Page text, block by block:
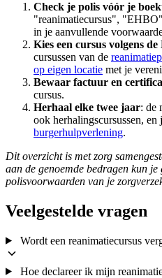
Check je polis vóór je
"reanimatiecursus",
in je aanvullende
Kies een cursus volgens
cursussen van de
op eigen locatie met je
Bewaar factuur en
cursus.
Herhaal elke twee jaar: de
ook herhalingscursussen,
burgerhulpverlening.
Dit overzicht is met zorg
aan de genoemde bedragen kun
polisvoorwaarden van je
Veelgestelde vragen
Wordt een reanimatiecursus
Hoe declareer ik mijn